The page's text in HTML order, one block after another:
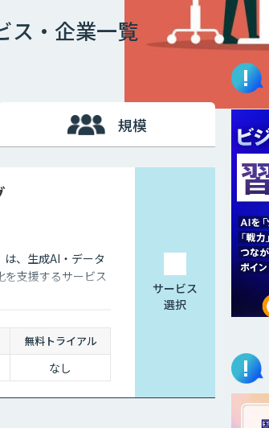
ス・企業一覧
規模
、生成AI・データ
を支援するサービス
無料トライアル
なし
サービス
選択